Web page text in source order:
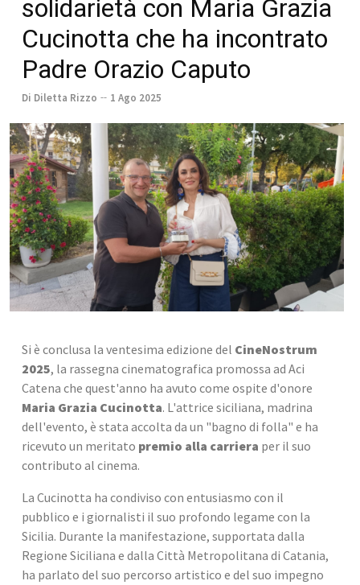
solidarietà con Maria Grazia
Cucinotta che ha incontrato
Padre Orazio Caputo
Di Diletta Rizzo 1 Ago 2025
Si è conclusa la ventesima edizione del CineNostrum
2025, la rassegna cinematografica promossa ad Aci
Maria Grazia Cucinotta. L'attrice siciliana, madrina
dell'evento, è stata accolta da un "bagno di folla" e ha
ricevuto un meritato premio alla carriera per il suo
contributo al cinema.
La Cucinotta ha condiviso con entusiasmo con il
pubblico e i giornalisti il suo profondo legame con la
Sicilia. Durante la manifestazione, supportata dalla
Regione Siciliana e dalla Città Metropolitana di Catania,
ha parlato del suo percorso artistico e del suo impegno